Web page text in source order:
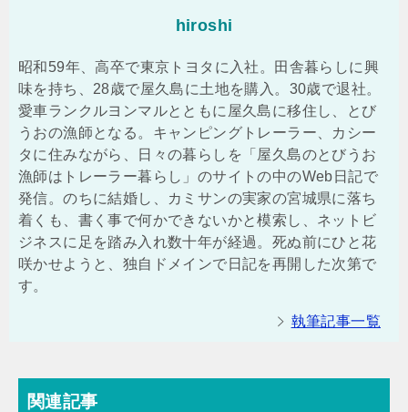
hiroshi
昭和59年、高卒で東京トヨタに入社。田舎暮らしに興
味を持ち、28歳で屋久島に土地を購入。30歳で退社。
愛車ランクルヨンマルとともに屋久島に移住し、とび
うおの漁師となる。キャンピングトレーラー、カシー
タに住みながら、日々の暮らしを「屋久島のとびうお
漁師はトレーラー暮らし」のサイトの中のWeb日記で
発信。のちに結婚し、カミサンの実家の宮城県に落ち
着くも、書く事で何かできないかと模索し、ネットビ
ジネスに足を踏み入れ数十年が経過。死ぬ前にひと花
咲かせようと、独自ドメインで日記を再開した次第で
す。
執筆記事一覧
関連記事